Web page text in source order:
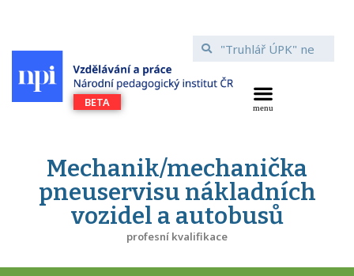
Mechanik/mechanička
pneuservisu nákladních
vozidel a autobusů
profesní kvalifikace